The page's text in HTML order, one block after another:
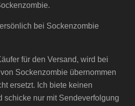
bei Sockenzombie
für den Versand, wird bei
Sockenzombie übernommen
ersetzt. Ich biete keinen
schicke nur mit Sendeverfolgung